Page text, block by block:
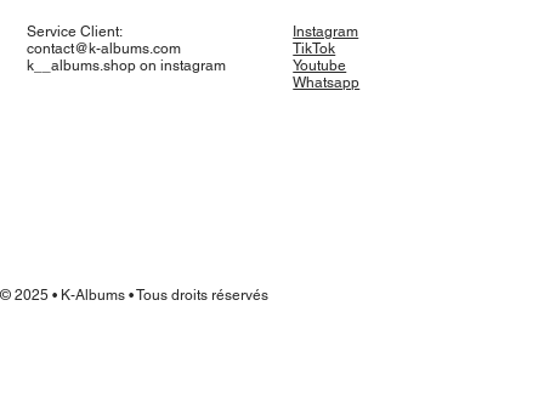
Service Client:
contact@k-albums.com
k__albums.shop on instagram
Instagram
TikTok
Youtube
Whatsapp
© 2025 • K-Albums • Tous droits réservés